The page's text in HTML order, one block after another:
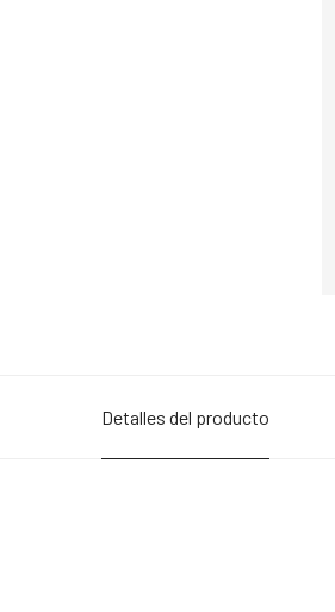
Detalles del producto